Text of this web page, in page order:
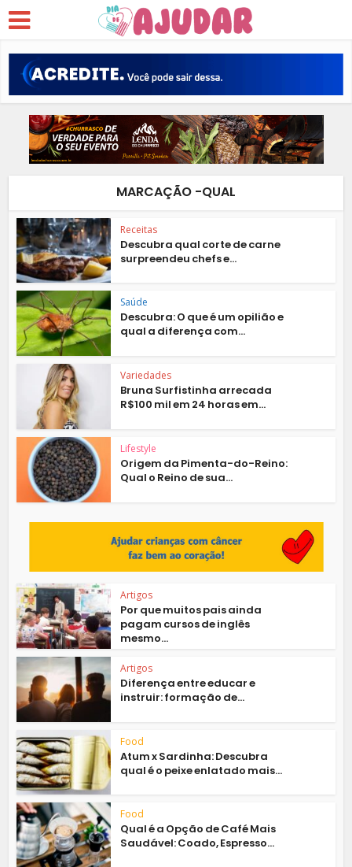
MARCAÇÃO -QUAL
Receitas
Descubra qual corte de carne
surpreendeu chefs e...
Saúde
Descubra: O que é um opilião e
qual a diferença com...
Variedades
Bruna Surfistinha arrecada
R$100 mil em 24 horas em...
Lifestyle
Origem da Pimenta-do-Reino:
Qual o Reino de sua...
Artigos
Por que muitos pais ainda
pagam cursos de inglês
mesmo...
Artigos
Diferença entre educar e
instruir: formação de...
Food
Atum x Sardinha: Descubra
qual é o peixe enlatado mais...
Food
Qual é a Opção de Café Mais
Saudável: Coado, Espresso...